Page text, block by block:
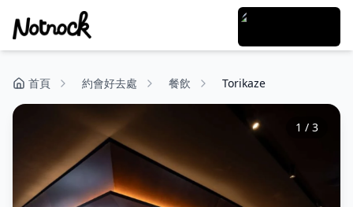
首頁 約會好去處 餐飲 Torikaze
1 / 3